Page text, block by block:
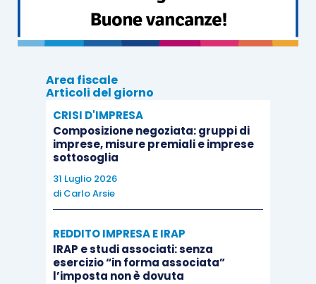
Area fiscale
Articoli del giorno
CRISI D'IMPRESA
Composizione negoziata: gruppi di
imprese, misure premiali e imprese
sottosoglia
31 Luglio 2026
di Carlo Arsie
REDDITO IMPRESA E IRAP
IRAP e studi associati: senza
esercizio “in forma associata”
l’imposta non è dovuta